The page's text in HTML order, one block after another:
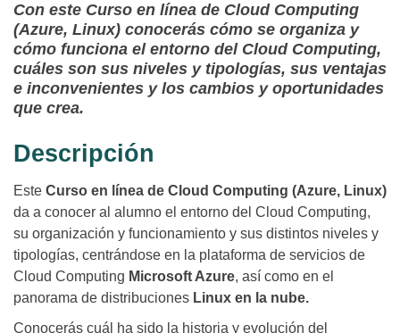
Con este Curso en línea de Cloud Computing
(Azure, Linux) conocerás cómo se organiza y
cómo funciona el entorno del Cloud Computing,
cuáles son sus niveles y tipologías, sus ventajas
e inconvenientes y los cambios y oportunidades
que crea.
Descripción
Este Curso en línea de Cloud Computing (Azure, Linux)
da a conocer al alumno el entorno del Cloud Computing,
su organización y funcionamiento y sus distintos niveles y
tipologías, centrándose en la plataforma de servicios de
Cloud Computing Microsoft Azure, así como en el
panorama de distribuciones Linux en la nube.
Conocerás cuál ha sido la historia y evolución del